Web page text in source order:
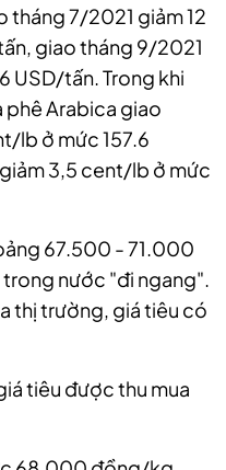
tháng 7/2021 giảm 12
giao tháng 9/2021
USD/tấn. Trong khi
phê Arabica giao
lb ở mức 157.6
3,5 cent/lb ở mức
67.500 - 71.000
nước "đi ngang".
thị trường, giá tiêu có
tiêu được thu mua